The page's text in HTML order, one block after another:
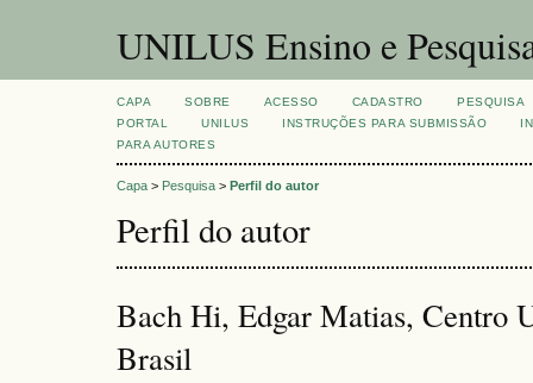
UNILUS Ensino e
CAPA SOBRE ACESSO CADASTRO
PESQUISA
PORTAL
UNILUS INSTRUÇÕES PARA SUBMISSÃO
PARA AUTORES
Capa > Pesquisa > Perfil do autor
Perfil do autor
Bach Hi, Edgar Matias, Centro
Brasil